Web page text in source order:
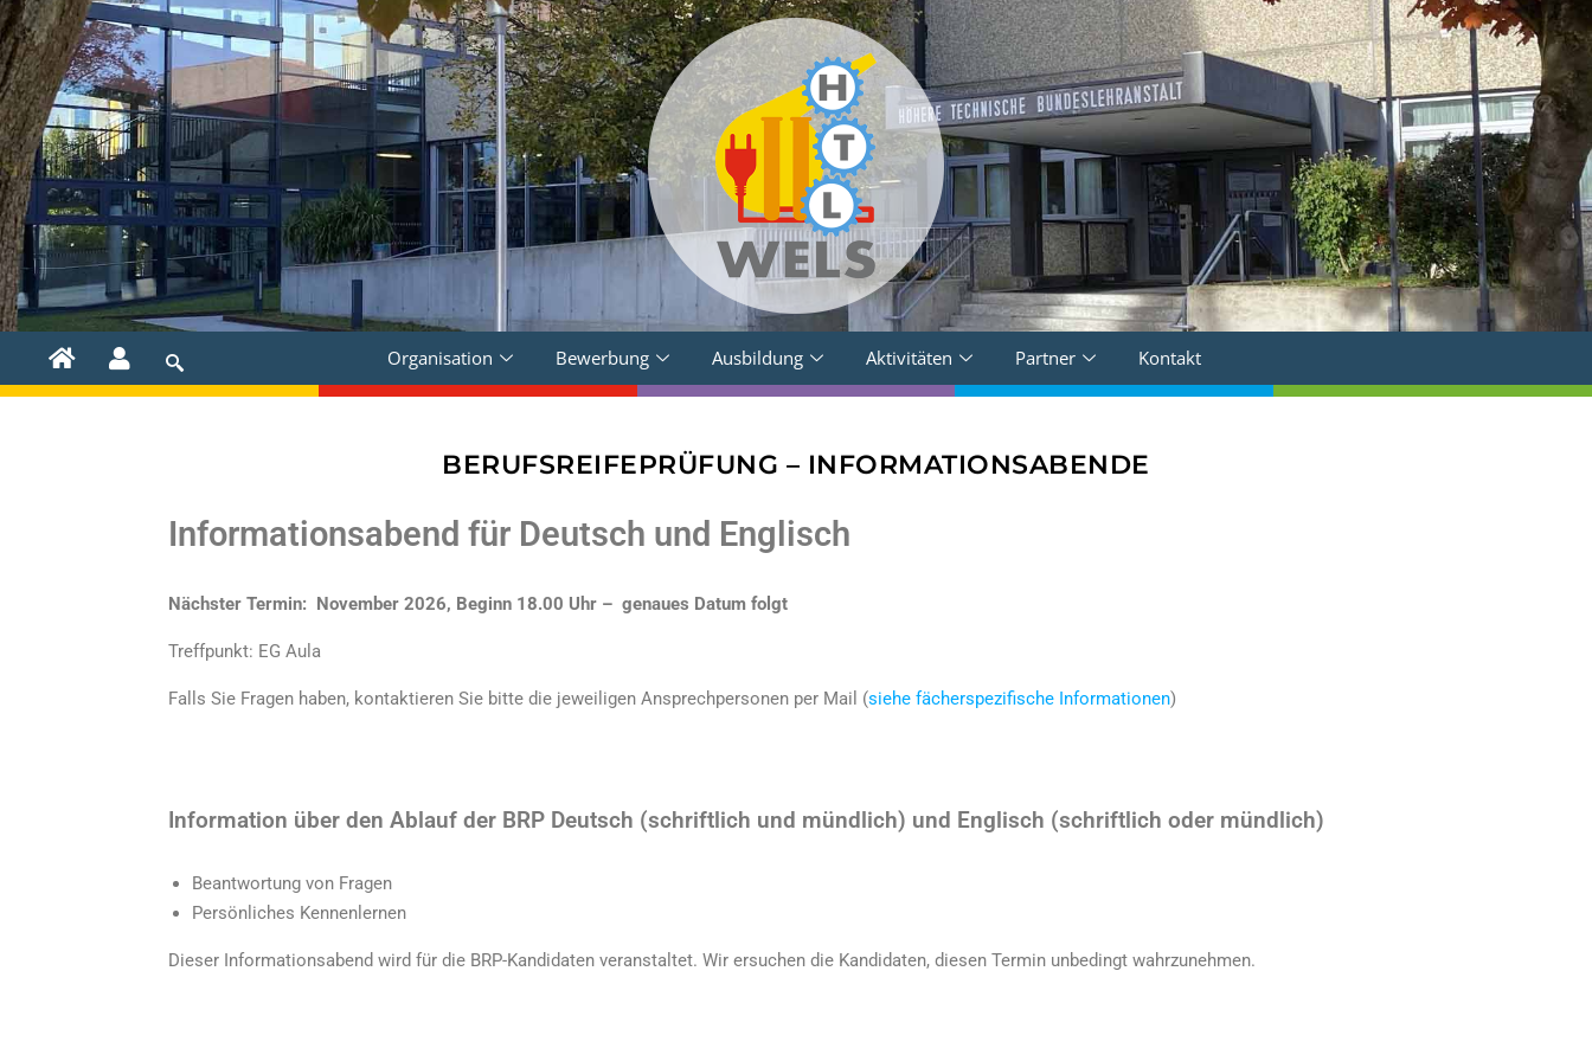
Organisation Bewerbung Ausbildung Aktivitäten Partner Kontakt
BERUFSREIFEPRÜFUNG – INFORMATIONSABENDE
Informationsabend für Deutsch und Englisch
Nächster Termin: November 2026, Beginn 18.00 Uhr – genaues Datum folgt
Treffpunkt: EG Aula
Falls Sie Fragen haben, kontaktieren Sie bitte die jeweiligen Ansprechpersonen per Mail (siehe fächerspezifische Informationen)
Information über den Ablauf der BRP Deutsch (schriftlich und mündlich) und Englisch (schriftlich oder mündlich)
Beantwortung von Fragen
Persönliches Kennenlernen
Dieser Informationsabend wird für die BRP-Kandidaten veranstaltet. Wir ersuchen die Kandidaten, diesen Termin unbedingt wahrzunehmen.